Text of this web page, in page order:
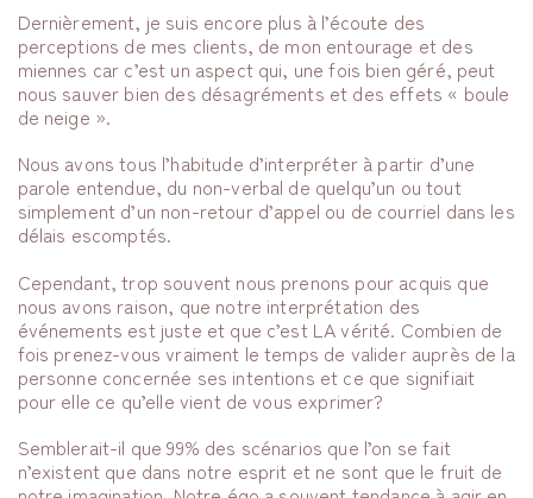
Dernièrement, je suis encore plus à l’écoute des
perceptions de mes clients, de mon entourage et des
miennes car c’est un aspect qui, une fois bien géré, peut
nous sauver bien des désagréments et des effets « boule
de neige ».
Nous avons tous l’habitude d’interpréter à partir d’une
parole entendue, du non-verbal de quelqu’un ou tout
simplement d’un non-retour d’appel ou de courriel dans les
délais escomptés.
Cependant, trop souvent nous prenons pour acquis que
nous avons raison, que notre interprétation des
événements est juste et que c’est LA vérité. Combien de
fois prenez-vous vraiment le temps de valider auprès de la
personne concernée ses intentions et ce que signifiait
pour elle ce qu’elle vient de vous exprimer?
Semblerait-il que 99% des scénarios que l’on se fait
n’existent que dans notre esprit et ne sont que le fruit de